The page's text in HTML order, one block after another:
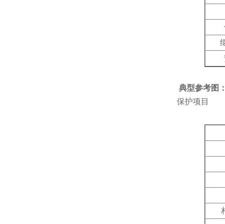
典型参考图
保护项目